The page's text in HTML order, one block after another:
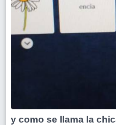
y como se llama la